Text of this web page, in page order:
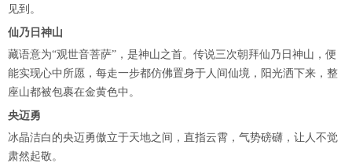
见到。
仙乃日神山
藏语意为“观世音菩萨”，是神山之首。传说三次朝拜仙乃日神山，便
能实现心中所愿，每走一步都仿佛置身于人间仙境，阳光洒下来，整
座山都被包裹在金黄色中。
央迈勇
冰晶洁白的央迈勇傲立于天地之间，直指云霄，气势磅礴，让人不觉
肃然起敬。